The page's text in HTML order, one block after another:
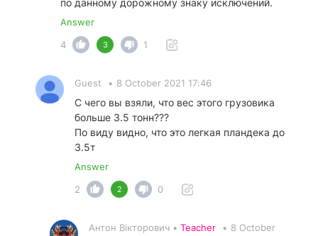
по данному дорожному знаку исключений.
Answer
4
3 1
Guest • 8 October 2021 17:46
С чего вы взяли, что вес этого грузовика
больше 3.5 тонн???
По виду видно, что это легкая пландека до
3.5т
Answer
2
2 0
Антон Вікторович • Teacher • 8 October